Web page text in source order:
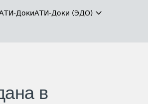
ДокиАТИ-Доки (ЭДО)
в